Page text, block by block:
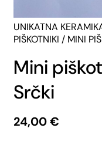
UNIKATNA
PIŠKOTNIKI / MINI
Mini
Srčki
24,00€